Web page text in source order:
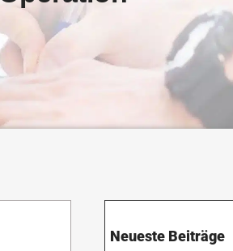
Neueste Beiträge